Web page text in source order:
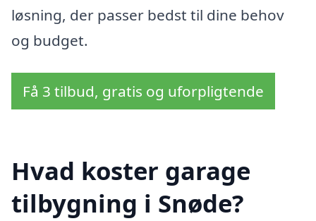
løsning, der passer bedst til dine behov
og budget.
Få 3 tilbud, gratis og uforpligtende
Hvad koster garage
tilbygning i Snøde?